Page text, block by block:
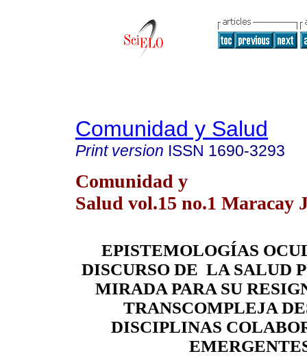
Comunidad y Salud
Print version ISSN 1690-3293
Comunidad y
Salud vol.15 no.1 Maracay
EPISTEMOLOGÍAS
DISCURSO DE LA SALUD
MIRADA PARA SU
TRANSCOMPLEJA
DISCIPLINAS